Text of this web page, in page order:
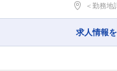
＜勤務地
求人情報